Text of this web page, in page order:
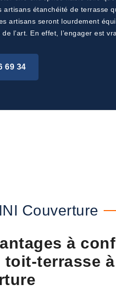
étanchéité de terrasse
artisans seront lourdement
l’art. En effet, l’engager est
69 34
Couverture
à
terrasse à